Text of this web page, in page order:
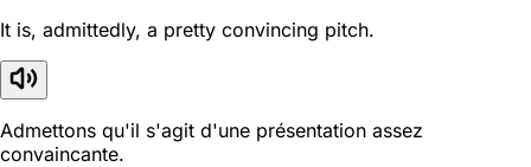
It is, admittedly, a pretty convincing pitch.
Admettons qu'il s'agit d'une présentation assez
convaincante.